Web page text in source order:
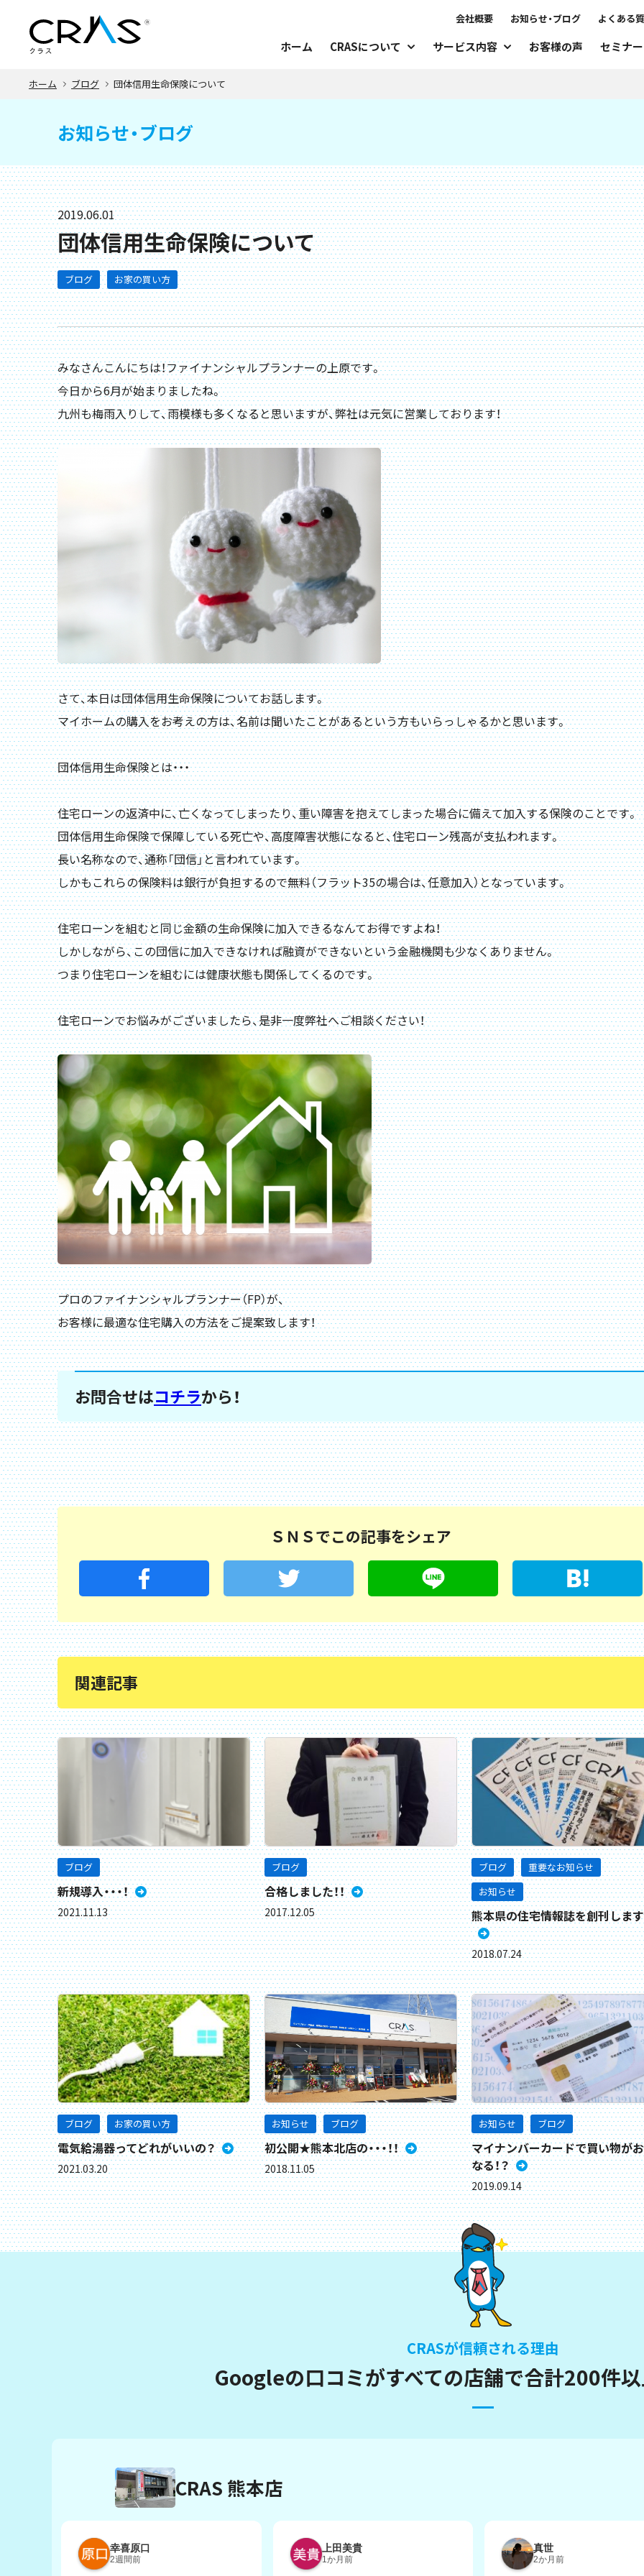
会社概要 お知らせ・ブログ よくある
ホーム CRASについて サービス内容 お客様の声 セミナ
ホーム ブログ 団体信用生命保険について
お知らせ・ブログ
2019.06.01
団体信用生命保険について
ブログ お家の買い方
みなさんこんにちは！ファイナンシャルプランナーの上原です。
今日から6月が始まりましたね。
九州も梅雨入りして、雨模様も多くなると思いますが、弊社は元気に営業しております！
さて、本日は団体信用生命保険についてお話します。
マイホームの購入をお考えの方は、名前は聞いたことがあるという方もいらっしゃるかと思います。
団体信用生命保険とは・・・
住宅ローンの返済中に、亡くなってしまったり、重い障害を抱えてしまった場合に備えて加入する保険のことです。
団体信用生命保険で保障している死亡や、高度障害状態になると、住宅ローン残高が支払われます。
長い名称なので、通称「団信」と言われています。
しかもこれらの保険料は銀行が負担するので無料（フラット35の場合は、任意加入）となっています。
住宅ローンを組むと同じ金額の生命保険に加入できるなんてお得ですよね！
しかしながら、この団信に加入できなければ融資ができないという金融機関も少なくありません。
つまり住宅ローンを組むには健康状態も関係してくるのです。
住宅ローンでお悩みがございましたら、是非一度弊社へご相談ください！
プロのファイナンシャルプランナー（FP）が、
お客様に最適な住宅購入の方法をご提案致します！
お問合せはコチラから！
ＳＮＳでこの記事をシェア
関連記事
ブログ
新規導入・・・！
2021.11.13
ブログ
合格しました！！
2017.12.05
ブログ
重要なお知らせ
お知らせ
熊本県の住宅情報誌を創刊します
2018.07.24
ブログ お家の買い方
電気給湯器ってどれがいいの？
2021.03.20
お知らせ ブログ
初公開★熊本北店の・・・！！
2018.11.05
お知らせ ブログ
マイナンバーカードで買い物が
なる！？
2019.09.14
CRASが信頼される理由
Googleの口コミがすべての店舗で合計200件以
CRAS 熊本店
幸喜原口
2週間前
上田美貴
1か月前
真世
2か月前